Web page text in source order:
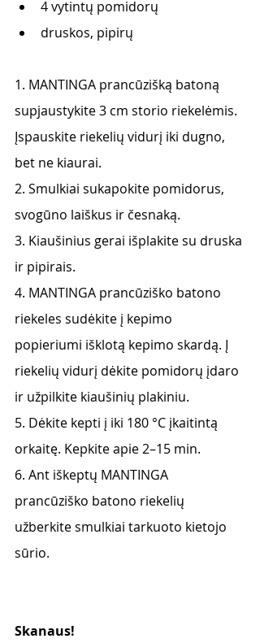
4 vytintų pomidorų
druskos, pipirų
1. MANTINGA prancūzišką batoną
supjaustykite 3 cm storio riekelėmis.
Įspauskite riekelių vidurį iki dugno,
bet ne kiaurai.
2. Smulkiai sukapokite pomidorus,
svogūno laiškus ir česnaką.
3. Kiaušinius gerai išplakite su druska
ir pipirais.
4. MANTINGA prancūziško batono
riekeles sudėkite į kepimo
popieriumi išklotą kepimo skardą. Į
riekelių vidurį dėkite pomidorų įdaro
ir užpilkite kiaušinių plakiniu.
5. Dėkite kepti į iki 180 °C įkaitintą
orkaitę. Kepkite apie 2–15 min.
6. Ant iškeptų MANTINGA
prancūziško batono riekelių
užberkite smulkiai tarkuoto kietojo
sūrio.
Skanaus!